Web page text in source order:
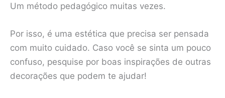
Um método pedagógico muitas vezes.
Por isso, é uma estética que precisa ser pensada
com muito cuidado. Caso você se sinta um pouco
confuso, pesquise por boas inspirações de outras
decorações que podem te ajudar!